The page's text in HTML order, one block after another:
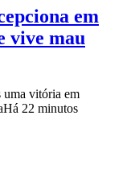
em
vive mau
uma vitória em
Há 22 minutos